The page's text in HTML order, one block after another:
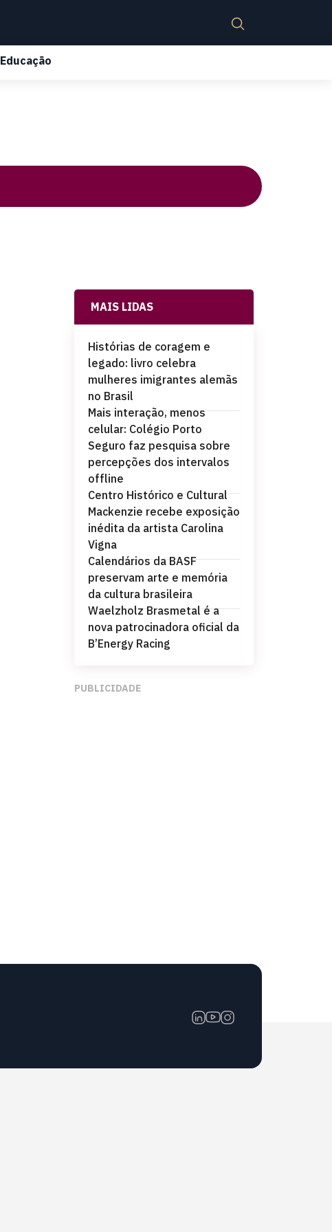
Educação
MAIS LIDAS
Histórias de coragem e
legado: livro celebra
mulheres imigrantes alemãs
no Brasil
Mais interação, menos
celular: Colégio Porto
Seguro faz pesquisa sobre
percepções dos intervalos
offline
Centro Histórico e Cultural
Mackenzie recebe exposição
inédita da artista Carolina
Vigna
Calendários da BASF
preservam arte e memória
da cultura brasileira
Waelzholz Brasmetal é a
nova patrocinadora oficial da
B’Energy Racing
PUBLICIDADE